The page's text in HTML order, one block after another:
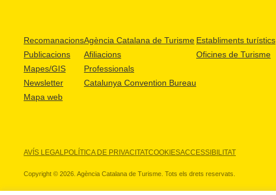
Recomanacions
Publicacions
Mapes/GIS
Newsletter
Mapa web
Agència Catalana de Turisme
Afiliacions
Professionals
Catalunya Convention Bureau
Establiments turístics
Oficines de Turisme
AVÍS LEGALPOLÍTICA DE PRIVACITATCOOKIESACCESSIBILITAT
Copyright © 2026. Agència Catalana de Turisme. Tots els drets reservats.